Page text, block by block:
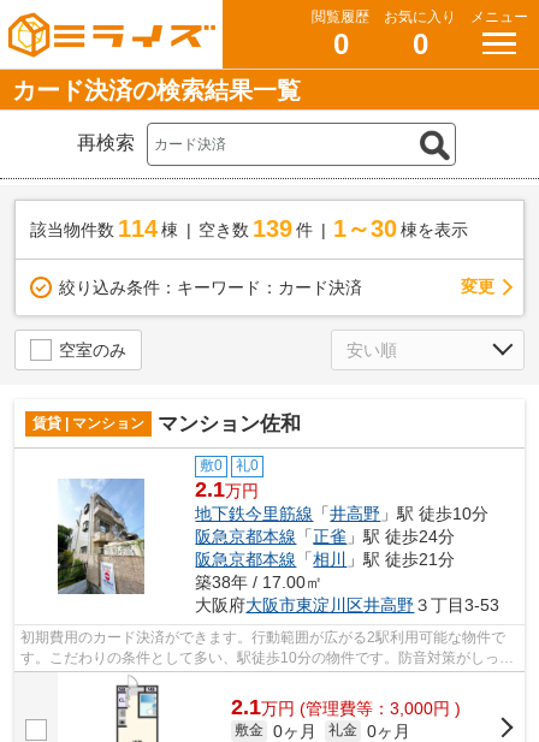
閲覧履歴
0
お気に入り
0
メニュー
カード決済の検索結果一覧
再検索
該当物件数 114棟 空き数 139 件 1～30 棟を表示
絞り込み条件： キーワード：カード決済 変更
空室のみ
賃貸 | マンション マンション佐和
敷0 礼0
2.1万円
地下鉄今里筋線 「井高野 」駅 徒歩10分
阪急京都本線 「正雀 」駅 徒歩24分
阪急京都本線 「相川
」駅 徒歩21分
築38年 / 17.00㎡
大阪府大阪市東淀川区井高野３丁目3-53
初期費用のカード決済ができます。行動範囲が広がる2駅利用可能な物件で
す。こだわりの条件として多い、駅徒歩10分の物件です。防音対策がしっか
りとした、軽量気泡コンクリートを使っ...
2.1万円 (管理費等：3,000円 )
敷金 0ヶ月 礼金 0ヶ月